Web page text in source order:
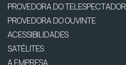
PROVEDORA DO TELESPECTADOR
PROVEDORA DO OUVINTE
ACESSIBILIDADES
SATÉLITES
A EMPRESA